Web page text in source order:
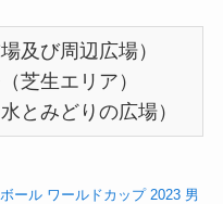
及び周辺広場）
芝生エリア）
とみどりの広場）
ール ワールドカップ 2023 男